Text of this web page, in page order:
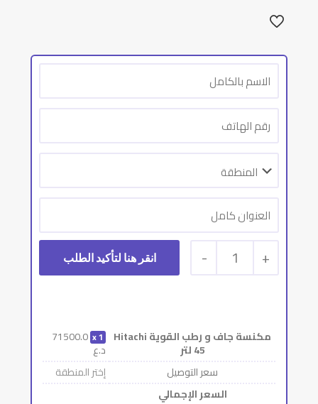
+
1
-
مكنسة جاف و رطب القوية Hitachi
45 لتر
1
71500.0
د.ع
سعر التوصيل
إختر المنطقة
السعر الإجمالي